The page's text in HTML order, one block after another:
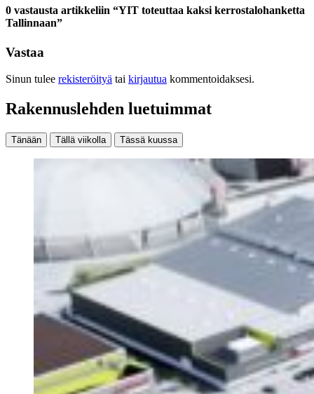
0 vastausta artikkeliin “YIT toteuttaa kaksi kerrostalohanketta
Tallinnaan”
Vastaa
Sinun tulee rekisteröityä tai kirjautua kommentoidaksesi.
Rakennuslehden luetuimmat
Tänään Tällä viikolla Tässä kuussa